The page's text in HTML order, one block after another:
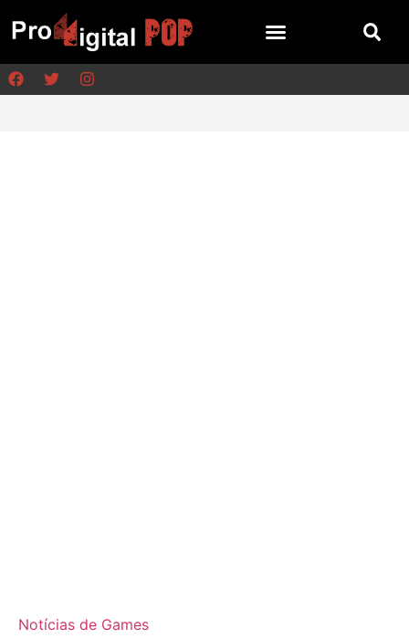
Notícias de Games